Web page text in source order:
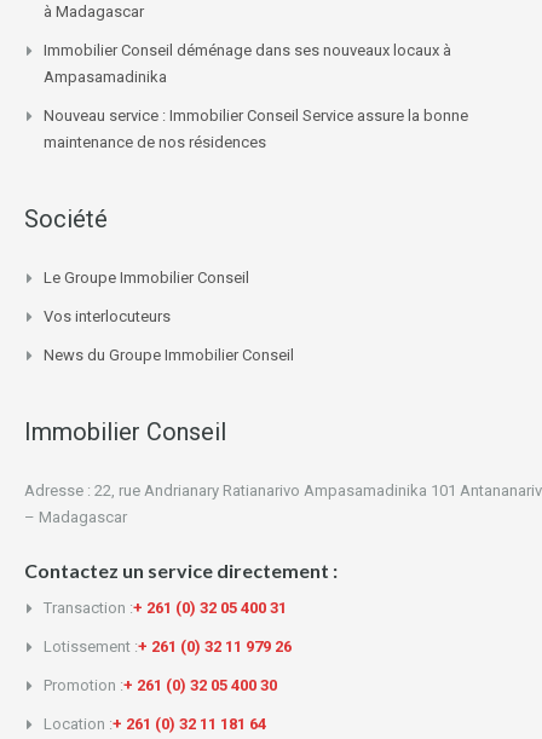
à Madagascar
Immobilier Conseil déménage dans ses nouveaux locaux à
Ampasamadinika
Nouveau service : Immobilier Conseil Service assure la bonne
maintenance de nos résidences
Société
Le Groupe Immobilier Conseil
Vos interlocuteurs
News du Groupe Immobilier Conseil
Immobilier Conseil
Adresse : 22, rue Andrianary Ratianarivo Ampasamadinika 101
– Madagascar
Contactez un service directement :
Transaction :+ 261 (0) 32 05 400 31
Lotissement :+ 261 (0) 32 11 979 26
Promotion :+ 261 (0) 32 05 400 30
Location :+ 261 (0) 32 11 181 64